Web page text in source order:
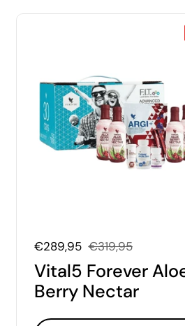
Uitverkoopprijs:
€289,95 Normale prijs:
€319,95
Vital5 Forever
Berry Nectar